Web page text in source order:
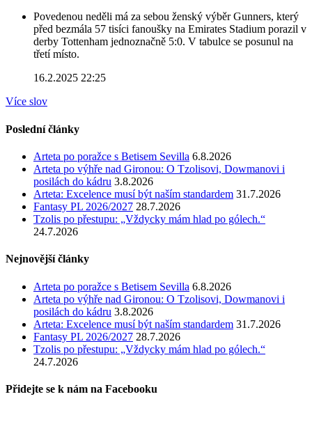
Povedenou neděli má za sebou ženský výběr Gunners, který
před bezmála 57 tisíci fanoušky na Emirates Stadium porazil v
derby Tottenham jednoznačně 5:0. V tabulce se posunul na
třetí místo.
16.2.2025 22:25
Více slov
Poslední články
Arteta po poražce s Betisem Sevilla 6.8.2026
Arteta po výhře nad Gironou: O Tzolisovi, Dowmanovi i
posilách do kádru 3.8.2026
Arteta: Excelence musí být naším standardem 31.7.2026
Fantasy PL 2026/2027 28.7.2026
Tzolis po přestupu: „Vždycky mám hlad po gólech.“
24.7.2026
Nejnovější články
Arteta po poražce s Betisem Sevilla 6.8.2026
Arteta po výhře nad Gironou: O Tzolisovi, Dowmanovi i
posilách do kádru 3.8.2026
Arteta: Excelence musí být naším standardem 31.7.2026
Fantasy PL 2026/2027 28.7.2026
Tzolis po přestupu: „Vždycky mám hlad po gólech.“
24.7.2026
Přidejte se k nám na Facebooku